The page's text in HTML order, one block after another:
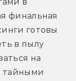
в
финальная
готовы
в пылу
на
тайными